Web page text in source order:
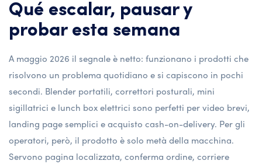
Qué escalar, pausar y
probar esta semana
A maggio 2026 il segnale è netto: funzionano i prodotti che
risolvono un problema quotidiano e si capiscono in pochi
secondi. Blender portatili, correttori posturali, mini
sigillatrici e lunch box elettrici sono perfetti per video brevi,
landing page semplici e acquisto cash-on-delivery. Per gli
operatori, però, il prodotto è solo metà della macchina.
Servono pagina localizzata, conferma ordine, corriere